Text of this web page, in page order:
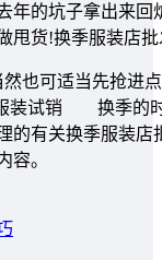
去年的坑子拿出
甩货!换季服装店
适当先抢进点
试销 换季的时
的有关换季服装
容。